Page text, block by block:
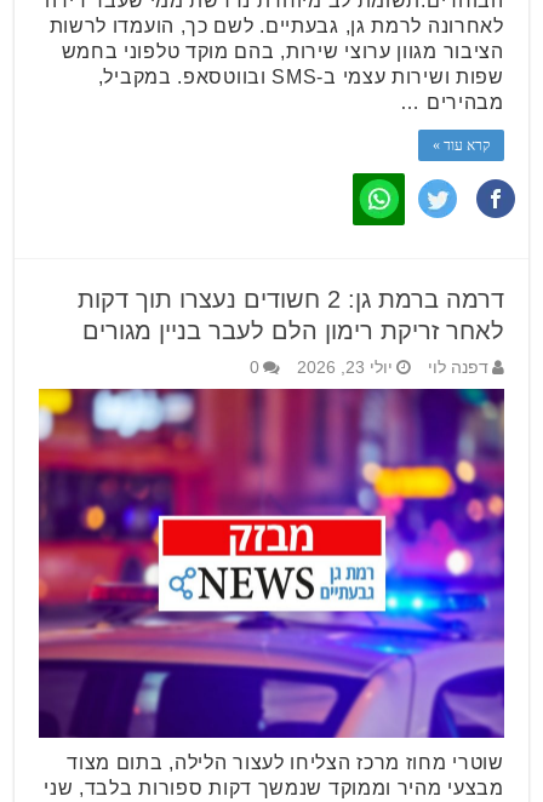
לאחרונה לרמת גן, גבעתיים. לשם כך, הועמדו לרשות
הציבור מגוון ערוצי שירות, בהם מוקד טלפוני בחמש
שפות ושירות עצמי ב-SMS ובווטסאפ. במקביל,
מבהירים …
קרא עוד »
דרמה ברמת גן: 2 חשודים נעצרו תוך דקות
לאחר זריקת רימון הלם לעבר בניין מגורים
דפנה לוי יולי 23, 2026 0
שוטרי מחוז מרכז הצליחו לעצור הלילה, בתום מצוד
מבצעי מהיר וממוקד שנמשך דקות ספורות בלבד, שני